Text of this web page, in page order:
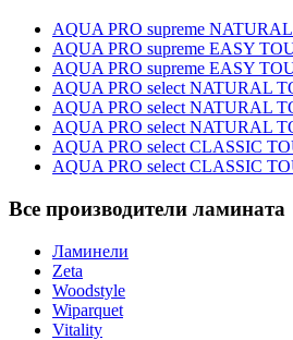
AQUA PRO supreme
AQUA PRO supreme EASY
AQUA PRO supreme EASY
AQUA PRO select NATURAL
AQUA PRO select NATURAL
AQUA PRO select NATURAL
AQUA PRO select CLASSIC
AQUA PRO select CLASSIC
Все производители ламината
Ламинели
Zeta
Woodstyle
Wiparquet
Vitality